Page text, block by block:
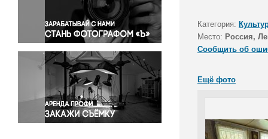
Правосудие
Происшествия и конфликты
Религия
Светская жизнь
Спорт
Экология
Экономика и бизнес
Категория:
Место: Россия,
Сообщить об
Ещё фото